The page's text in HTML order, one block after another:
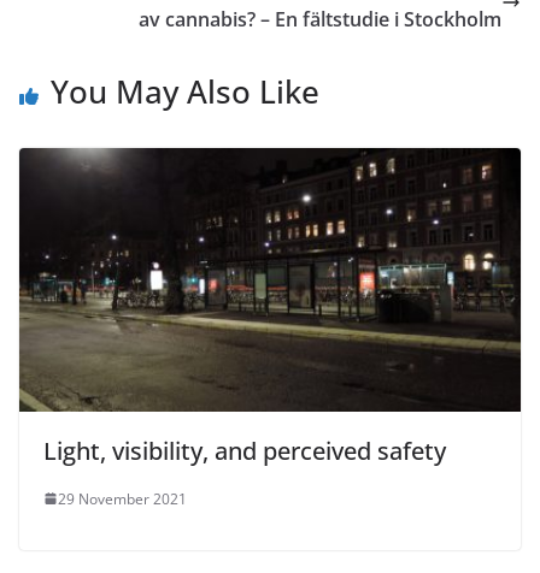
av cannabis? – En fältstudie i Stockholm
You May Also Like
Light, visibility, and perceived safety
29 November 2021